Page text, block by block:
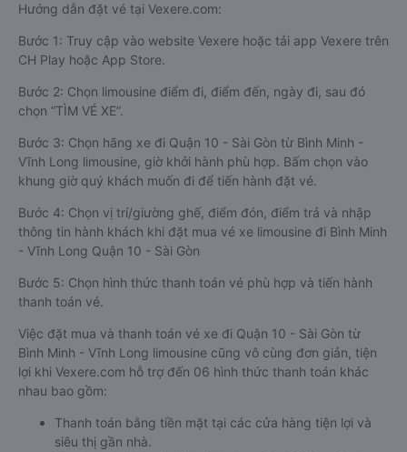
Hướng dẫn đặt vé tại Vexere.com:
Bước 1: Truy cập vào website Vexere hoặc tải app Vexere trên
CH Play hoặc App Store.
Bước 2: Chọn limousine điểm đi, điểm đến, ngày đi, sau đó
chọn “TÌM VÉ XE”.
Bước 3: Chọn hãng xe đi Quận 10 - Sài Gòn từ Bình Minh -
Vĩnh Long limousine, giờ khởi hành phù hợp. Bấm chọn vào
khung giờ quý khách muốn đi để tiến hành đặt vé.
Bước 4: Chọn vị trí/giường ghế, điểm đón, điểm trả và nhập
thông tin hành khách khi đặt mua vé xe limousine đi Bình Minh
- Vĩnh Long Quận 10 - Sài Gòn
Bước 5: Chọn hình thức thanh toán vé phù hợp và tiến hành
thanh toán vé.
Việc đặt mua và thanh toán vé xe đi Quận 10 - Sài Gòn từ
Bình Minh - Vĩnh Long limousine cũng vô cùng đơn giản, tiện
lợi khi Vexere.com hỗ trợ đến 06 hình thức thanh toán khác
nhau bao gồm:
Thanh toán bằng tiền mặt tại các cửa hàng tiện lợi và
siêu thị gần nhà.